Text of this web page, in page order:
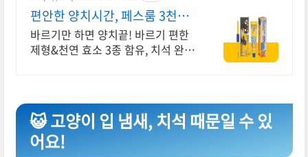
편안한 양치시간, 페스룸 3천원
할인쿠폰 받기
바르기만 하면 양치끝! 바르기 편한
제형&천연 효소 3종 함유, 치석 완벽
😺 고양이 입 냄새, 치석 때문일 수 있
어요!